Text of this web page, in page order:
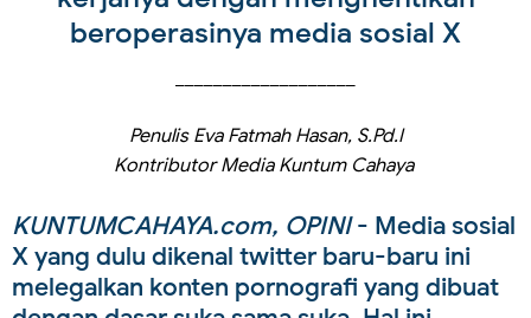
beroperasinya media sosial X
Penulis Eva Fatmah Hasan, S.Pd.I
Kontributor Media Kuntum Cahaya
KUNTUMCAHAYA.com, OPINI- Media sosial
X yang dulu dikenal twitter baru-baru ini
melegalkan konten pornografi yang dibuat